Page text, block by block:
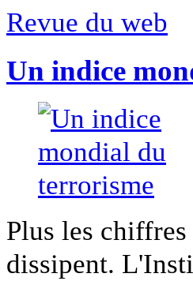
Revue du web
Un indice
Plus les
dissipent.